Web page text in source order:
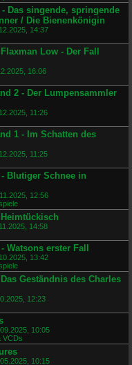
Das singende, springende
/ Die Bienenkönigin
14:37
Low - Der Fall
16:06
2 - Der Lumpensammler
11:26
1 - Im Schatten des
11:25
Blutiger Schnee in
12:56
14:58
Watsons erster Fall
13:42
Geständnis des Charles
12:23
10:05
VCDs
10:15